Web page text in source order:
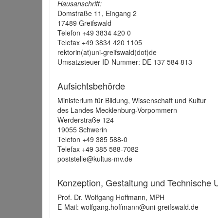
Hausanschrift:
Domstraße 11, Eingang 2
17489 Greifswald
Telefon +49 3834 420 0
Telefax +49 3834 420 1105
rektorin(at)uni-greifswald(dot)de
Umsatzsteuer-ID-Nummer: DE 137 584 813
Aufsichtsbehörde
Ministerium für Bildung, Wissenschaft und Kultur
des Landes Mecklenburg-Vorpommern
Werderstraße 124
19055 Schwerin
Telefon +49 385 588-0
Telefax +49 385 588-7082
poststelle@kultus-mv.de
Konzeption, Gestaltung und Technische
Prof. Dr. Wolfgang Hoffmann, MPH
E-Mail: wolfgang.hoffmann@uni-greifswald.de